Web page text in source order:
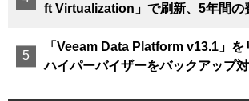
ft Virtualization」で刷新、5年間の
「Veeam Data Platform v13.1」
ハイパーバイザーをバックアップ